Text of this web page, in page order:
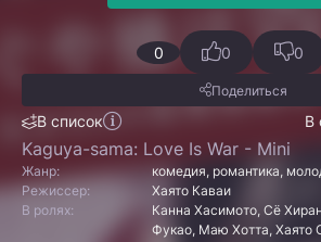
0
В список В
0 0
Поделиться
Kaguya-sama: Love Is War - Mini
Жанр:
комедия, романтика,
Режиссер:
Хаято Каваи
В ролях:
Канна Хасимото, Сё
Фукао, Маю Хотта, Хаято